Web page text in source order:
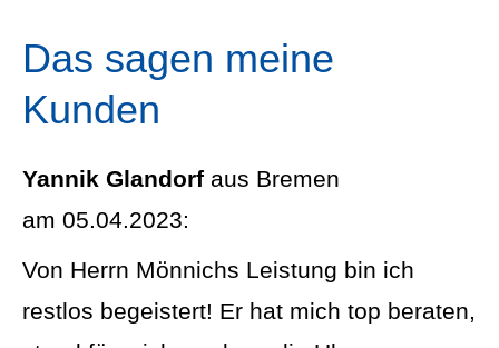
Das sagen meine
Kunden
Yannik Glandorf aus Bremen
am 05.04.2023:
Von Herrn Mönnichs Leistung bin ich
restlos begeistert! Er hat mich top beraten,